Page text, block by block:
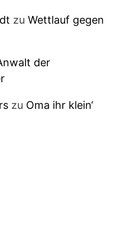
zu Wettlauf gegen
der
zu Oma ihr klein‘